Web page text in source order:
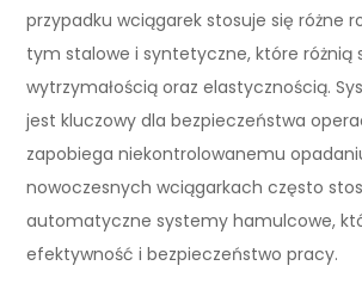
przypadku wciągarek stosuje się różne
tym stalowe i syntetyczne, które różnią
wytrzymałością oraz elastycznością.
jest kluczowy dla bezpieczeństwa
zapobiega niekontrolowanemu
nowoczesnych wciągarkach często
automatyczne systemy hamulcowe,
efektywność i bezpieczeństwo pracy.